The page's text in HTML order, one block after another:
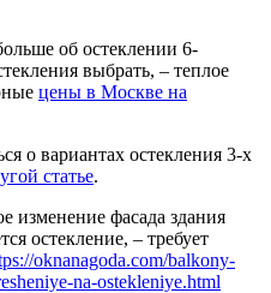
об остеклении 6-
выбрать, – теплое
цены в Москве на
о вариантах остекления 3-х
статье.
изменение фасада здания
остекление, – требует
oknanagoda.com/balkony-
na-ostekleniye.html